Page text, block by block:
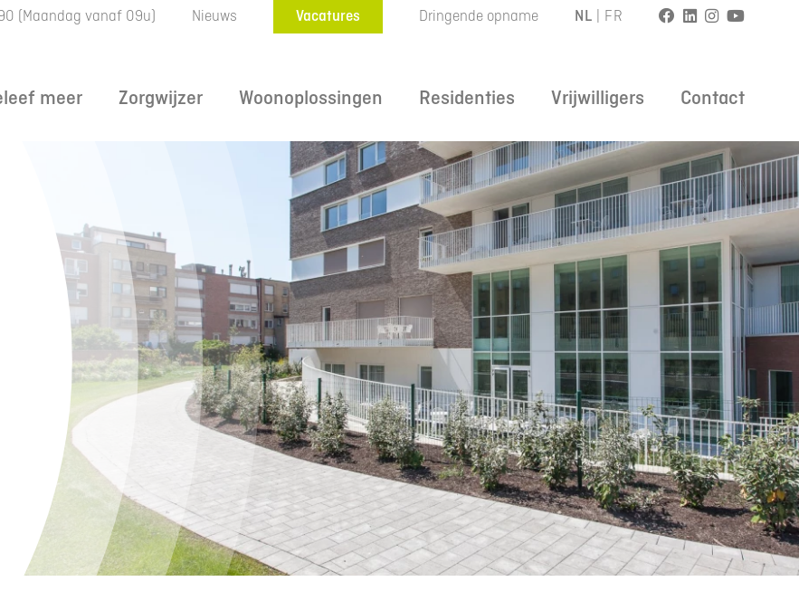
(Maandag vanaf 09u) Nieuws Vacatures Dringende opname NL FR
meer Zorgwijzer Woonoplossingen Residenties Vrijwilligers Contact